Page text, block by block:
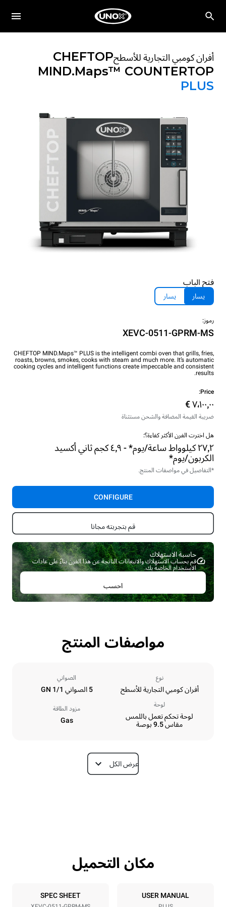
أفران كومبي التجارية للأسطحCHEFTOP
MIND.Maps™ COUNTERTOP
PLUS
فتح الباب
يسار يسار
رموز:
XEVC-0511-GPRM-MS
CHEFTOP MIND.Maps™ PLUS is the intelligent combi oven that grills, fries,
roasts, browns, smokes, cooks with steam and much more. It’s automatic
cooking cycles and intelligent functions create impeccable and consistent
results.
Price:
ضريبة القيمة المضافة والشحن مستثناة
هل اخترت الفرن الأكثر كفاءة؟:
٢٧٫٢ كيلوواط ساعة/يوم* - ٤٫٩ كجم ثاني أكسيد
الكربون/يوم*
*التفاصيل في مواصفات المنتج.
CONFIGURE
قم بتجربته مجانا
حاسبة الاستهلاك ​
قم بحساب الاستهلاك والانبعاثات الناتجة عن هذا الفرن بناءً على عادات
الاستخدام الخاصة بك.
احسب
مواصفات المنتج
نوع
أفران كومبي التجارية للأسطح
الصواني
5 الصواني GN 1/1
لوحة
لوحة تحكم تعمل باللمس
مقاس 9.5 بوصة
مزود الطاقة
Gas
الأبعاد
مواصفات الصواني
5
GN 1/1
عرض الكل
مكان التحميل
USER MANUAL
SPEC SHEET